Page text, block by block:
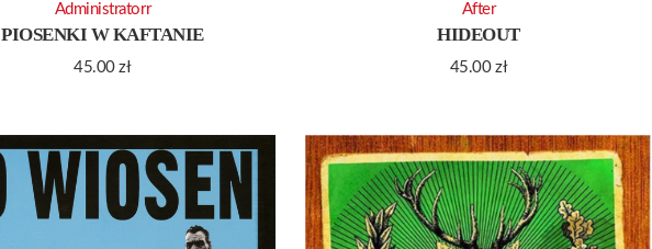
PIOSENKI W KAFTANIE
45.00zł
Administratorr
HIDEOUT
45.00zł
After